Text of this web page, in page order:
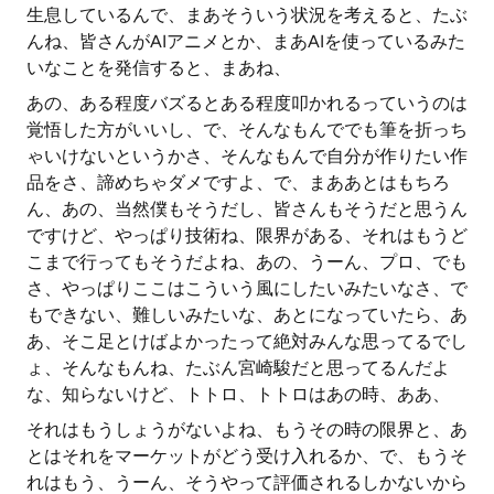
生息しているんで、まあそういう状況を考えると、たぶ
んね、皆さんがAIアニメとか、まあAIを使っているみた
いなことを発信すると、まあね、
あの、ある程度バズるとある程度叩かれるっていうのは
覚悟した方がいいし、で、そんなもんででも筆を折っち
ゃいけないというかさ、そんなもんで自分が作りたい作
品をさ、諦めちゃダメですよ、で、まああとはもちろ
ん、あの、当然僕もそうだし、皆さんもそうだと思うん
ですけど、やっぱり技術ね、限界がある、それはもうど
こまで行ってもそうだよね、あの、うーん、プロ、でも
さ、やっぱりここはこういう風にしたいみたいなさ、で
もできない、難しいみたいな、あとになっていたら、あ
あ、そこ足とけばよかったって絶対みんな思ってるでし
ょ、そんなもんね、たぶん宮崎駿だと思ってるんだよ
な、知らないけど、トトロ、トトロはあの時、ああ、
それはもうしょうがないよね、もうその時の限界と、あ
とはそれをマーケットがどう受け入れるか、で、もうそ
れはもう、うーん、そうやって評価されるしかないから